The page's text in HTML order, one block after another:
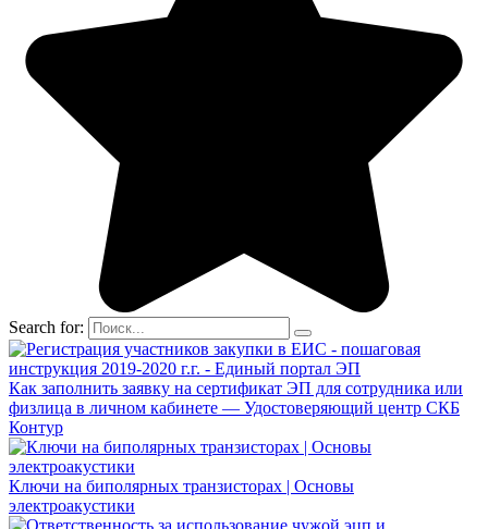
Search for:
Как заполнить заявку на сертификат ЭП для сотрудника или
физлица в личном кабинете — Удостоверяющий центр СКБ
Контур
Ключи на биполярных транзисторах | Основы
электроакустики